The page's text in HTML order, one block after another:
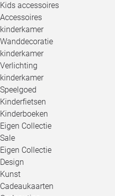
Kids accessoires
Accessoires
kinderkamer
Wanddecoratie
kinderkamer
Verlichting
kinderkamer
Speelgoed
Kinderfietsen
Kinderboeken
Eigen Collectie
Sale
Eigen Collectie
Design
Kunst
Cadeaukaarten